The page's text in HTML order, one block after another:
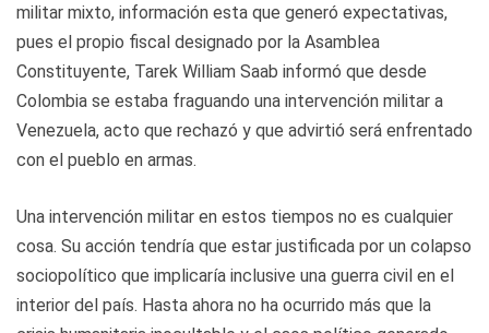
militar mixto, información esta que generó expectativas,
pues el propio fiscal designado por la Asamblea
Constituyente, Tarek William Saab informó que desde
Colombia se estaba fraguando una intervención militar a
Venezuela, acto que rechazó y que advirtió será enfrentado
con el pueblo en armas.
Una intervención militar en estos tiempos no es cualquier
cosa. Su acción tendría que estar justificada por un colapso
sociopolítico que implicaría inclusive una guerra civil en el
interior del país. Hasta ahora no ha ocurrido más que la